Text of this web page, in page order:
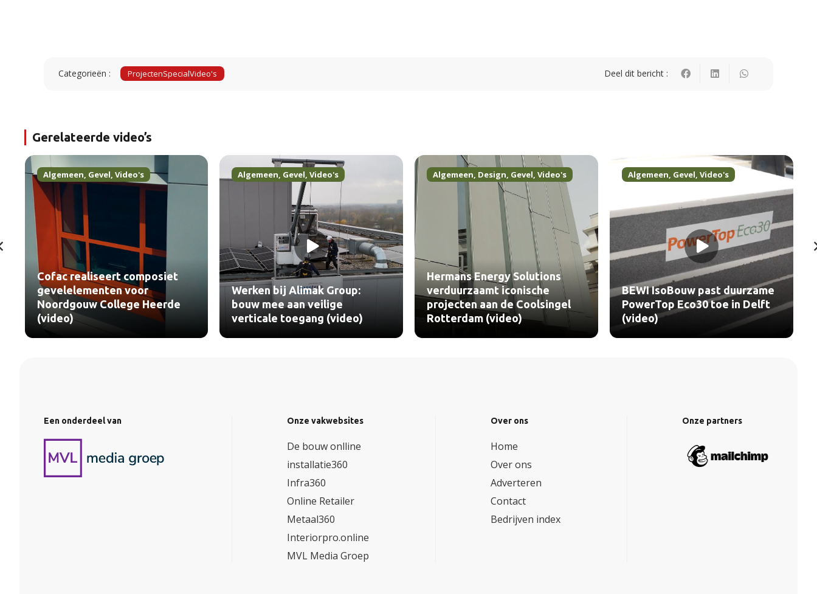
Categorieën : ProjectenSpecialVideo's Deel dit bericht :
Gerelateerde video’s
Algemeen, Gevel, Video's
Cofac realiseert composiet
gevelelementen voor
Noordgouw College Heerde
(video)
Algemeen, Gevel,Video's
Werken bij Alimak Group:
bouw mee aan veilige
verticale toegang (video)
Algemeen, Design, Gevel,Video's
Hermans Energy Solutions
verduurzaamt iconische
projecten aan de Coolsingel
Rotterdam (video)
Algemeen, Gevel, Video's
BEWI IsoBouw past duurzame
PowerTop Eco30 toe in Delft
(video)
Een onderdeel van Onze vakwebsites
De bouw onlline
installatie360
Infra360
Online Retailer
Metaal360
Interiorpro.online
MVL Media Groep
Over ons
Home
Over ons
Adverteren
Contact
Bedrijven index
Onze partners